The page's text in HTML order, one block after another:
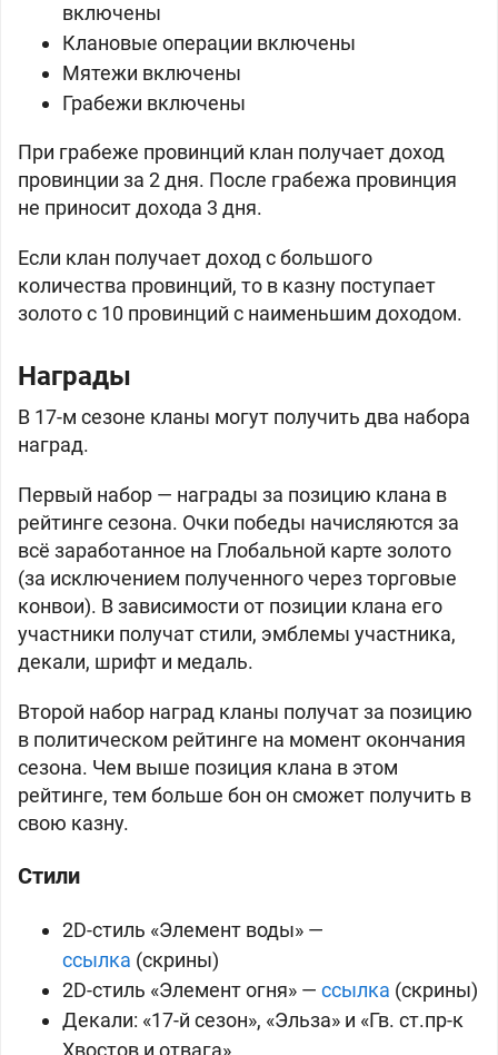
включены
Клановые операции включены
Мятежи включены
Грабежи включены
При грабеже провинций клан получает доход
провинции за 2 дня. После грабежа провинция
не приносит дохода 3 дня.
Если клан получает доход с большого
количества провинций, то в казну поступает
золото с 10 провинций с наименьшим доходом.
Награды
В 17-м сезоне кланы могут получить два набора
наград.
Первый набор — награды за позицию клана в
рейтинге сезона. Очки победы начисляются за
всё заработанное на Глобальной карте золото
(за исключением полученного через торговые
конвои). В зависимости от позиции клана его
участники получат стили, эмблемы участника,
декали, шрифт и медаль.
Второй набор наград кланы получат за позицию
в политическом рейтинге на момент окончания
сезона. Чем выше позиция клана в этом
рейтинге, тем больше бон он сможет получить в
свою казну.
Стили
2D-стиль «Элемент воды» —
ссылка (скрины)
2D-стиль «Элемент огня» — ссылка (скрины)
Декали: «17-й сезон», «Эльза» и «Гв. ст.пр-к
Хвостов и отвага»